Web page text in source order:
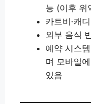
능 (이후 위
카트비·캐
외부 음식
예약 시스
며 모바일
있음